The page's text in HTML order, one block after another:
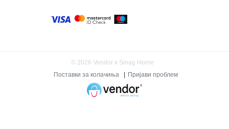
© 2026 Vendor x Sinag Home
Поставки за колачиња
Пријави проблем